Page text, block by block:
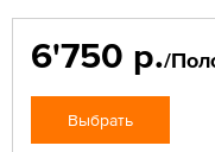
6'750 р./
Выбрать